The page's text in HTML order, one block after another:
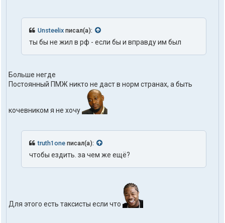
Unsteelix писал(а):
ты бы не жил в рф - если бы и вправду им был
Больше негде
Постоянный ПМЖ никто не даст в норм странах, а быть
кочевником я не хочу
truth1one писал(а):
чтобы ездить. за чем же ещё?
Для этого есть таксисты если что